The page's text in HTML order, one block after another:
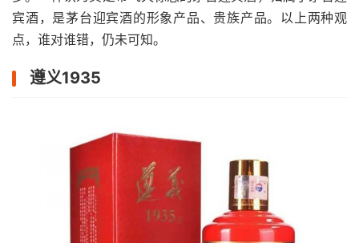
宾酒，是茅台迎宾酒的形象产品、贵族产品。以上两种观
点，谁对谁错，仍未可知。
遵义1935